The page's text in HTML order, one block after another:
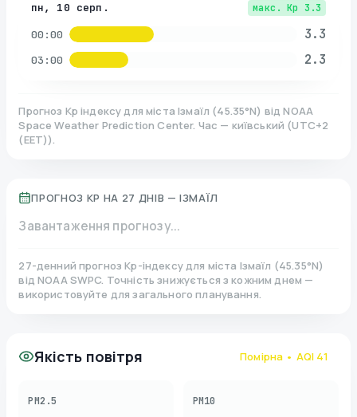
пн, 10 серп. макс. Kp 3.3
00:00 3.3
03:00 2.3
Прогноз Kp індексу для міста Ізмаїл (45.35°N) від NOAA
Space Weather Prediction Center. Час — київський (UTC+2
(EET)).
ПРОГНОЗ KP НА 27 ДНІВ — ІЗМАЇЛ
Завантаження прогнозу...
27-денний прогноз Kp-індексу для міста Ізмаїл (45.35°N)
від NOAA SWPC. Точність знижується з кожним днем —
використовуйте для загального планування.
Якість повітря Помірна • AQI 41
PM2.5 PM10